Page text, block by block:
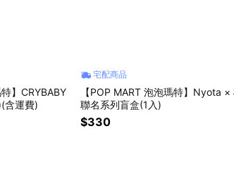
】CRYBABY
含運費)
宅配商品
【POP MART 泡泡瑪特】Nyota
聯名系列盲盒(1入)
$330